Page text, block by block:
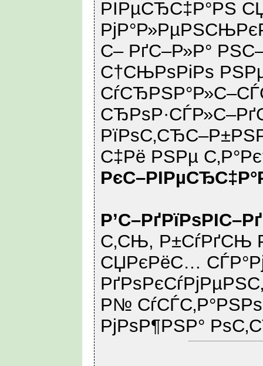
РІРµСЂС‡Р°РЅ
С– РґС–Р»Р°
С†СЊРѕРіРѕ
С‡Рё РЅРµ
С‚СЊ, Р±СѓРґСЊ
СЏРєРёС…
Р№
РјРѕР¶РЅР°